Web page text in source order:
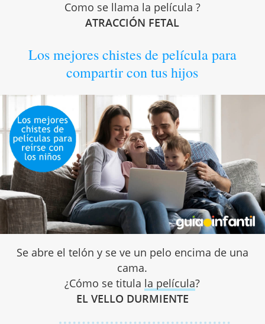
Como se llama la película ?
ATRACCIÓN FETAL
Los mejores chistes de película para
compartir con tus hijos
Se abre el telón y se ve un pelo encima de una
cama.
¿Cómo se titula la película?
EL VELLO DURMIENTE